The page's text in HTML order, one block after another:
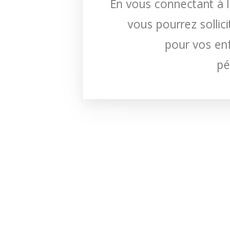
En vous connectant à
vous pourrez
pour vos